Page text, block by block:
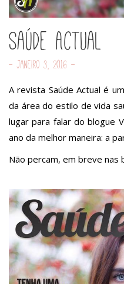
Saúde Actual
- Janeiro 3, 2016 -
A revista Saúde Actual é
da área do estilo de vida
lugar para falar do blogue
ano da melhor maneira: a
Não percam, em breve nas